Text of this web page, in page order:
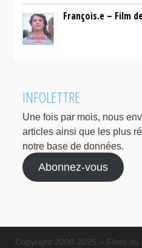
François.e – Film
INFOLETTRE
Une fois par mois, nous
articles ainsi que les plus
notre base de données.
Abonnez-vous
Copyright 2008-2025 – Films du